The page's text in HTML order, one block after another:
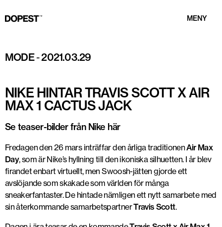
MENY
MODE-2021.03.29
NIKE HINTAR TRAVIS SCOTT X AIR
MAX 1 CACTUS JACK
Se teaser-bilder från Nike här
Fredagen den 26 mars inträffar den årliga traditionenAir Max
Day, som är Nike’s hyllning till den ikoniska silhuetten. I år blev
firandet enbart virtuellt, men Swoosh-jätten gjorde ett
avslöjande som skakade som världen för många
sneakerfantaster. De hintade nämligen ett nytt samarbete med
sin återkommande samarbetspartnerTravis Scott.